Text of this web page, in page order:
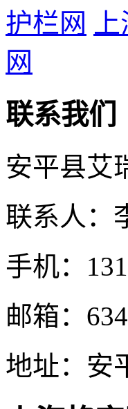
护栏网
网
联系我们
安平县艾
联系人：
手机：
邮箱：
地址：安